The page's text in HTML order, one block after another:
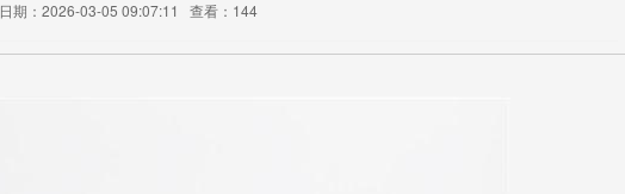
日期：2026-03-05 09:07:11 查看：144